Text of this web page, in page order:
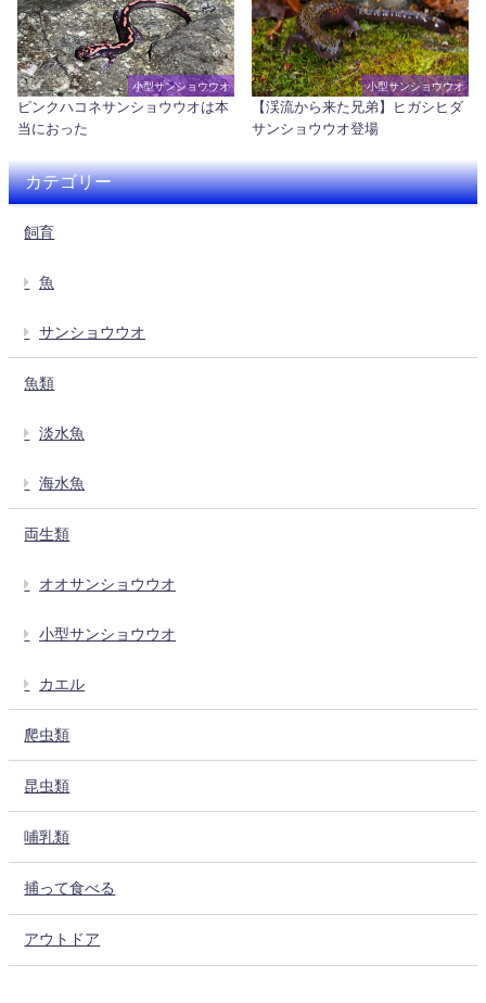
小型サンショウウオ
ピンクハコネサンショウウオは本
当におった
小型サンショウウオ
【渓流から来た兄弟】ヒガシヒダ
サンショウウオ登場
カテゴリー
飼育
魚
サンショウウオ
魚類
淡水魚
海水魚
両生類
オオサンショウウオ
小型サンショウウオ
カエル
爬虫類
昆虫類
哺乳類
捕って食べる
アウトドア